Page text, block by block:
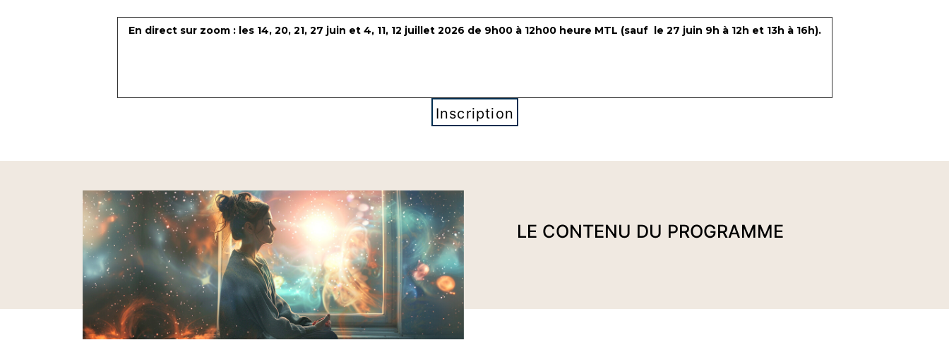
En direct sur zoom : les 14, 20, 21, 27 juin et 4, 11, 12 juillet 2026 de 9h00 à 12h00 heure MTL (sauf le 27 juin 9h à 12h et 13h à 16h).
Inscription
LE CONTENU DU PROGRAMME